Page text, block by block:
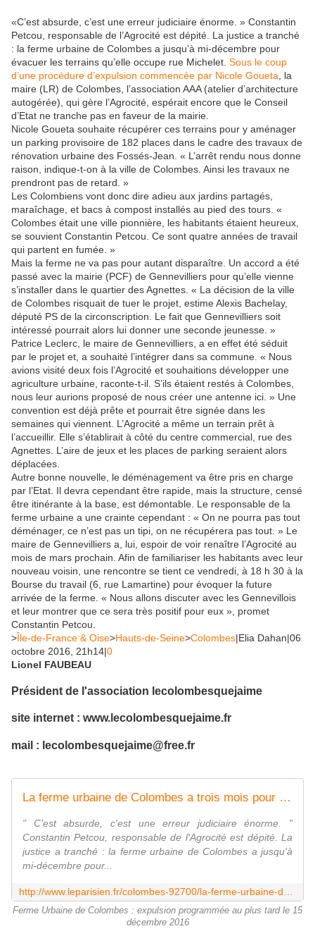
«C’est absurde, c’est une erreur judiciaire énorme. » Constantin
Petcou, responsable de l’Agrocité est dépité. La justice a tranché
: la ferme urbaine de Colombes a jusqu’à mi-décembre pour
évacuer les terrains qu’elle occupe rue Michelet. Sous le coup
d’une procédure d’expulsion commencée par Nicole Goueta , la
maire (LR) de Colombes, l’association AAA (atelier d’architecture
autogérée), qui gère l’Agrocité, espérait encore que le Conseil
d’Etat ne tranche pas en faveur de la mairie.
Nicole Goueta souhaite récupérer ces terrains pour y aménager
un parking provisoire de 182 places dans le cadre des travaux de
rénovation urbaine des Fossés-Jean. « L’arrêt rendu nous donne
raison, indique-t-on à la ville de Colombes. Ainsi les travaux ne
prendront pas de retard. »
Les Colombiens vont donc dire adieu aux jardins partagés,
maraîchage, et bacs à compost installés au pied des tours. «
Colombes était une ville pionnière, les habitants étaient heureux,
se souvient Constantin Petcou. Ce sont quatre années de travail
qui partent en fumée. »
Mais la ferme ne va pas pour autant disparaître. Un accord a été
passé avec la mairie (PCF) de Gennevilliers pour qu’elle vienne
s’installer dans le quartier des Agnettes. « La décision de la ville
de Colombes risquait de tuer le projet, estime Alexis Bachelay,
député PS de la circonscription. Le fait que Gennevilliers soit
intéressé pourrait alors lui donner une seconde jeunesse. »
Patrice Leclerc, le maire de Gennevilliers, a en effet été séduit
par le projet et, a souhaité l’intégrer dans sa commune. « Nous
avions visité deux fois l’Agrocité et souhaitions développer une
agriculture urbaine, raconte-t-il. S’ils étaient restés à Colombes,
nous leur aurions proposé de nous créer une antenne ici. » Une
convention est déjà prête et pourrait être signée dans les
semaines qui viennent. L’Agrocité a même un terrain prêt à
l’accueillir. Elle s’établirait à côté du centre commercial, rue des
Agnettes. L’aire de jeux et les places de parking seraient alors
déplacées.
Autre bonne nouvelle, le déménagement va être pris en charge
par l’Etat. Il devra cependant être rapide, mais la structure, censé
être itinérante à la base, est démontable. Le responsable de la
ferme urbaine a une crainte cependant : « On ne pourra pas tout
déménager, ce n’est pas un tipi, on ne récupérera pas tout. » Le
maire de Gennevilliers a, lui, espoir de voir renaître l’Agrocité au
mois de mars prochain. Afin de familiariser les habitants avec leur
nouveau voisin, une rencontre se tient ce vendredi, à 18 h 30 à la
Bourse du travail (6, rue Lamartine) pour évoquer la future
arrivée de la ferme. « Nous allons discuter avec les Gennevillois
et leur montrer que ce sera très positif pour eux », promet
Constantin Petcou.
>Île-de-France & Oise>Hauts-de-Seine>Colombes|Elia Dahan|06
octobre 2016, 21h14|0
Lionel FAUBEAU
Président de l'association lecolombesquejaime
site internet : www.lecolombesquejaime.fr
mail : lecolombesquejaime@free.fr
La ferme urbaine de Colombes a trois mois pour plier bagage
" C'est absurde, c'est une erreur judiciaire énorme. "
Constantin Petcou, responsable de l'Agrocité est dépité. La
justice a tranché : la ferme urbaine de Colombes a jusqu'à
mi-décembre pour...
Ferme Urbaine de Colombes : expulsion programmée au plus tard le 15
décembre 2016